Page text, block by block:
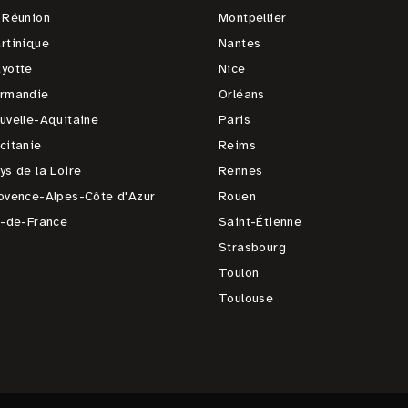
Aquitaine
de la Loire
Alpes-Côte d'Azur
de-France
Montpellier
Nantes
Nice
Orléans
Paris
Reims
Rennes
Rouen
Saint-Étienne
Strasbourg
Toulon
Toulouse